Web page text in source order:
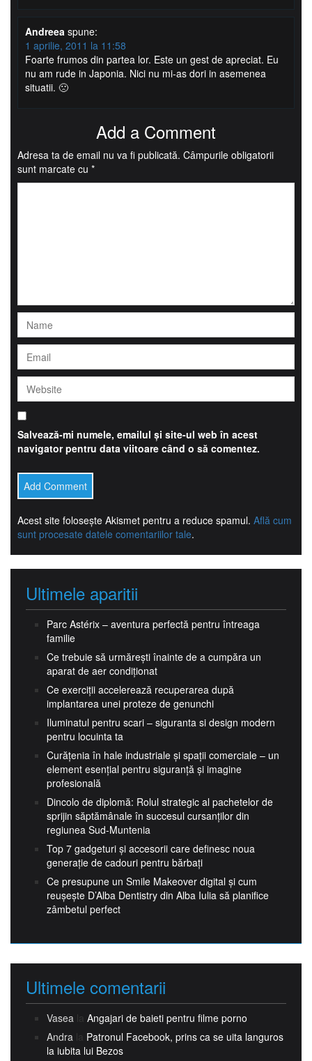
Andreea spune:
1 aprilie, 2011 la 11:58
Foarte frumos din partea lor. Este un gest de apreciat. Eu
nu am rude in Japonia. Nici nu mi-as dori in asemenea
situatii. 🙁
Add a Comment
Adresa ta de email nu va fi publicată. Câmpurile obligatorii
sunt marcate cu *
Salvează-mi numele, emailul și site-ul web în acest
navigator pentru data viitoare când o să comentez.
Acest site folosește Akismet pentru a reduce spamul. Află cum
sunt procesate datele comentariilor tale.
Ultimele aparitii
Parc Astérix – aventura perfectă pentru întreaga
familie
Ce trebuie să urmărești înainte de a cumpăra un
aparat de aer condiționat
Ce exerciții accelerează recuperarea după
implantarea unei proteze de genunchi
Iluminatul pentru scari – siguranta si design modern
pentru locuinta ta
Curățenia în hale industriale și spații comerciale – un
element esențial pentru siguranță și imagine
profesională
Dincolo de diplomă: Rolul strategic al pachetelor de
sprijin săptămânale în succesul cursanților din
regiunea Sud-Muntenia
Top 7 gadgeturi și accesorii care definesc noua
generație de cadouri pentru bărbați
Ce presupune un Smile Makeover digital și cum
reușește D’Alba Dentistry din Alba Iulia să planifice
zâmbetul perfect
Ultimele comentarii
Vaseala Angajari de baieti pentru filme porno
Andrala Patronul Facebook, prins ca se uita languros
la iubita lui Bezos